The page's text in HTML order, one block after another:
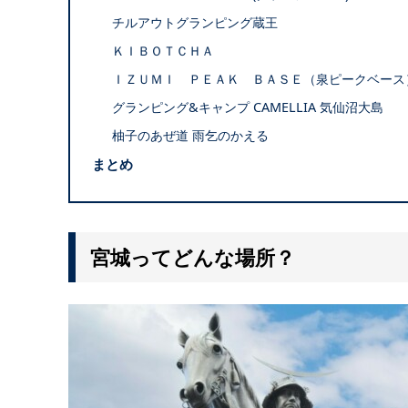
チルアウトグランピング蔵王
ＫＩＢＯＴＣＨＡ
ＩＺＵＭＩ ＰＥＡＫ ＢＡＳＥ（泉ピークベース
グランピング&キャンプ CAMELLIA 気仙沼大島
柚子のあぜ道 雨乞のかえる
まとめ
宮城ってどんな場所？